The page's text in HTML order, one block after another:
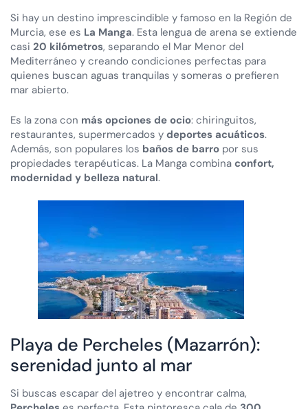
Si hay un destino imprescindible y famoso en la Región de
Murcia, ese es La Manga. Esta lengua de arena se extiende
casi 20 kilómetros, separando el Mar Menor del
Mediterráneo y creando condiciones perfectas para
quienes buscan aguas tranquilas y someras o prefieren
mar abierto.
Es la zona con más opciones de ocio: chiringuitos,
restaurantes, supermercados y deportes acuáticos.
Además, son populares los baños de barro por sus
propiedades terapéuticas. La Manga combina confort,
modernidad y belleza natural.
Playa de Percheles (Mazarrón):
serenidad junto al mar
Si buscas escapar del ajetreo y encontrar calma,